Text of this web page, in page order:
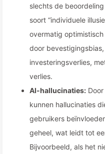
slechts de
soort “individuele
overmatig
door
investeringsverlies,
verlies.
AI-hallucinaties:
kunnen hallucinaties
gebruikers
geheel, wat leidt tot
Bijvoorbeeld, als het